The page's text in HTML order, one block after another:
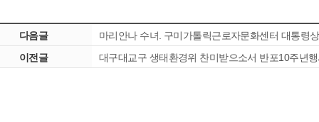
다음글
마리안나 수녀. 구미가톨릭근로자문화센터 대통령
이전글
대구대교구 생태환경위 찬미받으소서 반포10주년